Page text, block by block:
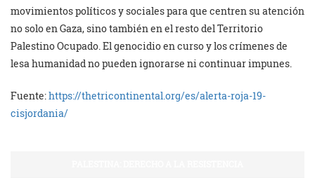
movimientos políticos y sociales para que centren su atención
no solo en Gaza, sino también en el resto del Territorio
Palestino Ocupado. El genocidio en curso y los crímenes de
lesa humanidad no pueden ignorarse ni continuar impunes.
Fuente:https://thetricontinental.org/es/alerta-roja-19-
cisjordania/